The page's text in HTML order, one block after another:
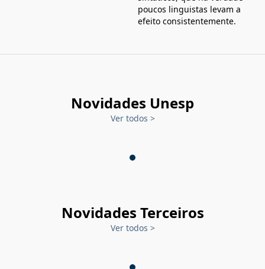
poucos linguistas levam a
efeito consistentemente.
Novidades Unesp
Ver todos >
Novidades Terceiros
Ver todos >